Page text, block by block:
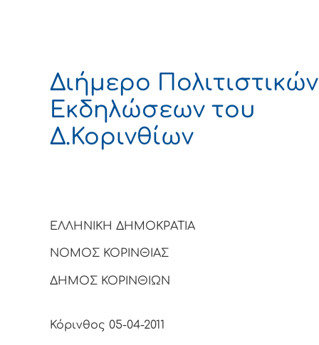
Διήμερο Πολιτιστικών
Εκδηλώσεων του
Δ.Κορινθίων
ΕΛΛΗΝΙΚΗ ΔΗΜΟΚΡΑΤΙΑ
ΝΟΜΟΣ ΚΟΡΙΝΘΙΑΣ
ΔΗΜΟΣ ΚΟΡΙΝΘΙΩΝ
Κόρινθος 05-04-2011